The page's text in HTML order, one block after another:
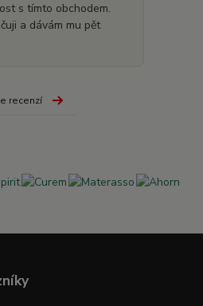
s tímto obchodem.
a dávám mu pět
recenzí